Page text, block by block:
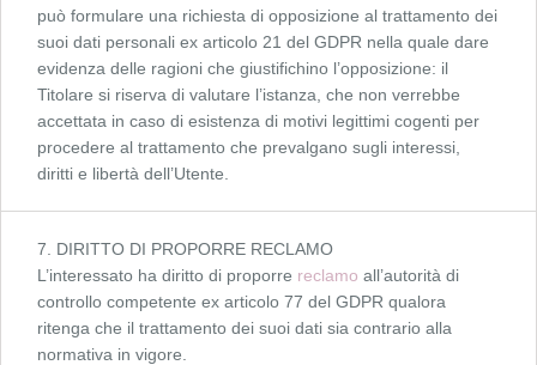
può formulare una richiesta di opposizione al trattamento dei
suoi dati personali ex articolo 21 del GDPR nella quale dare
evidenza delle ragioni che giustifichino l’opposizione: il
Titolare si riserva di valutare l’istanza, che non verrebbe
accettata in caso di esistenza di motivi legittimi cogenti per
procedere al trattamento che prevalgano sugli interessi,
diritti e libertà dell’Utente.
7. DIRITTO DI PROPORRE RECLAMO
L’interessato ha diritto di proporre reclamo all’autorità di
controllo competente ex articolo 77 del GDPR qualora
ritenga che il trattamento dei suoi dati sia contrario alla
normativa in vigore.